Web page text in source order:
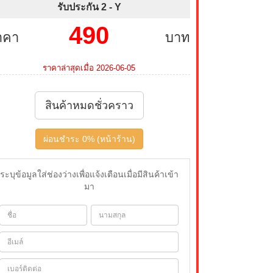
รับประกัน 2 - Y
คา บาท
490
ราคาล่าสุดเมื่อ 2026-06-05
สินค้าหมดชั่วคราว
ผ่อนชำระ 0% (หน้าร้าน)
ระบุข้อมูลใส่ช่องว่างเพื่อแจ้งเตือนเมื่อมีสินค้าเข้า
มา